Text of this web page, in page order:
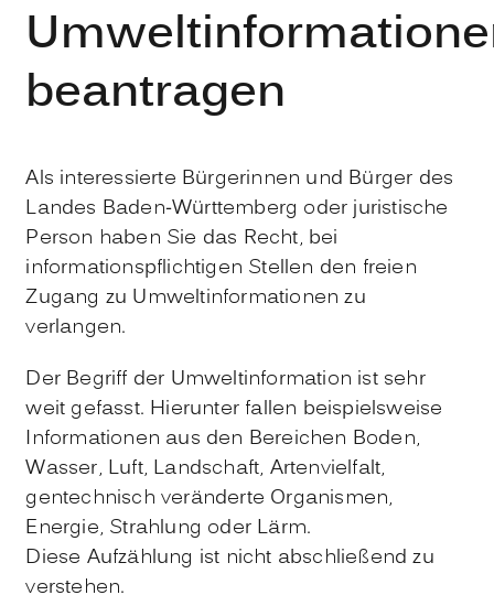
beantragen
Als interessierte Bürgerinnen und Bürger des
Landes Baden-Württemberg oder juristische
Person haben Sie das Recht, bei
informationspflichtigen Stellen den freien
Zugang zu Umweltinformationen zu
verlangen.
Der Begriff der Umweltinformation ist sehr
weit gefasst. Hierunter fallen beispielsweise
Informationen aus den Bereichen Boden,
Wasser, Luft, Landschaft, Artenvielfalt,
gentechnisch veränderte Organismen,
Energie, Strahlung oder Lärm.
Diese Aufzählung ist nicht abschließend zu
verstehen.